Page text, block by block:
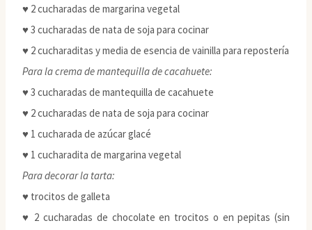
♥ 2 cucharadas de margarina vegetal
♥ 3 cucharadas de nata de soja para cocinar
♥ 2 cucharaditas y media de esencia de vainilla para repostería
Para la crema de mantequilla de cacahuete:
♥ 3 cucharadas de mantequilla de cacahuete
♥ 2 cucharadas de nata de soja para cocinar
♥ 1 cucharada de azúcar glacé
♥ 1 cucharadita de margarina vegetal
Para decorar la tarta:
♥ trocitos de galleta
♥ 2 cucharadas de chocolate en trocitos o en pepitas (sin